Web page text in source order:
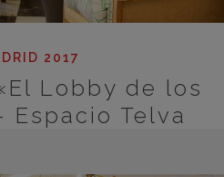
2017
Lobby de los
Espacio Telva